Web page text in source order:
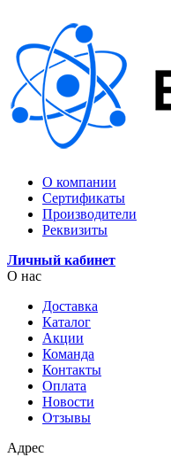
О компании
Сертификаты
Производители
Реквизиты
Личный кабинет
О нас
Доставка
Каталог
Акции
Команда
Контакты
Оплата
Новости
Отзывы
Адрес